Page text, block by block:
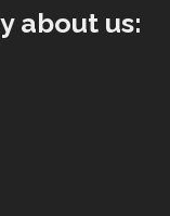
about us: